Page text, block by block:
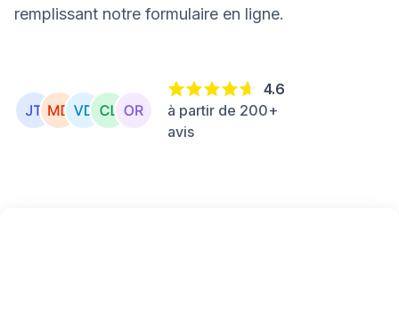
remplissant notre formulaire en ligne.
4.6
à partir de 200+
avis